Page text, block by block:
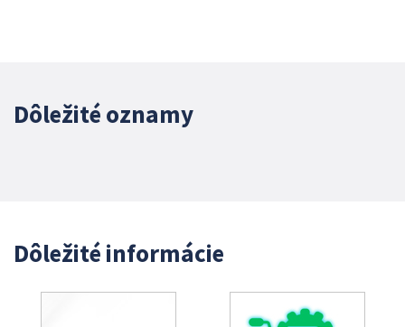
Dôležité oznamy
Dôležité informácie